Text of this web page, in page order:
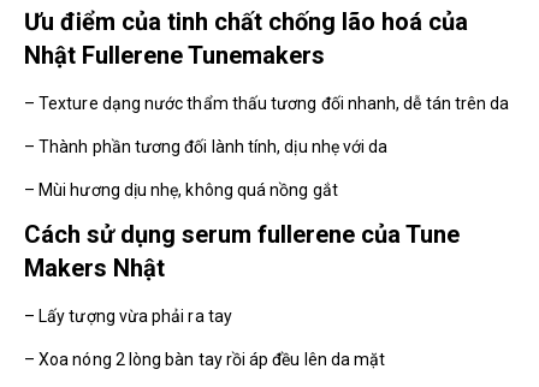
Ưu điểm của tinh chất chống lão hoá của
Nhật Fullerene Tunemakers
– Texture dạng nước thẩm thấu tương đối nhanh, dễ tán trên da
– Thành phần tương đối lành tính, dịu nhẹ với da
– Mùi hương dịu nhẹ, không quá nồng gắt
Cách sử dụng serum fullerene của Tune
Makers Nhật
– Lấy tượng vừa phải ra tay
– Xoa nóng 2 lòng bàn tay rồi áp đều lên da mặt